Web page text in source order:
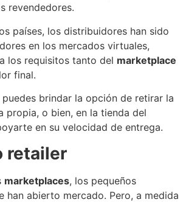
revendedores.
países, los distribuidores han sido
en los mercados virtuales,
los requisitos tanto del marketplace
final.
brindar la opción de retirar la
propia, o bien, en la tienda del
en su velocidad de entrega.
retailer
marketplaces, los pequeños
han abierto mercado. Pero, a medida